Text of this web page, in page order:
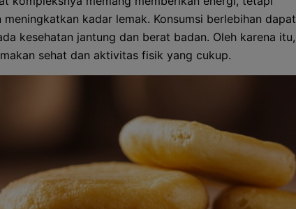
kadar lemak. Konsumsi berlebihan dapat
kesehatan jantung dan berat badan. Oleh karena itu,
sehat dan aktivitas fisik yang cukup.